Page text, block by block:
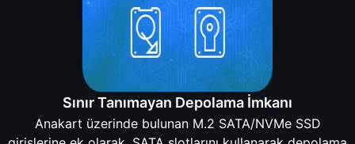
Sınır Tanımayan Depolama İmkanı
Anakart üzerinde bulunan M.2 SATA/NVMe SSD